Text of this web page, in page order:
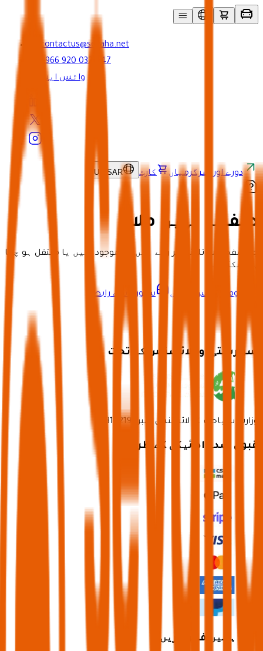
contactus@seyaha.net
+966 920 032 547
واٹس ایپ
دورے اور سرگرمیاں کارٹ UR SAR
صفحہ نہیں ملا
جو صفحہ آپ تلاش کر رہے ہیں وہ موجود نہیں یا منتقل ہو چکا
ہو سکتا ہے۔
ہوم پر واپس جائیں سپورٹ سے رابطہ
سرپرستی اور لائسنس کے تحت
وزارتِ سیاحت کا لائسنس نمبر 73102191
قبول شدہ ادائیگی کے طریقے
ابھی ہمیں فالو کریں